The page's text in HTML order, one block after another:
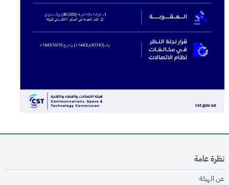
نظرة عامة
عن الهيئةopens in new window